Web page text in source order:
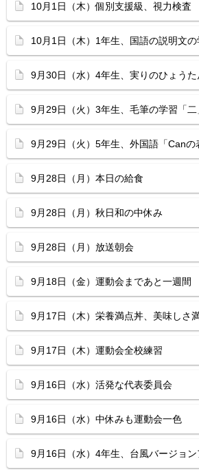
10月1日（木）個別支援級、視力検査
10月1日（木）1年生、国語の説明文の
9月30日（水）4年生、実りのひょうた
9月29日（火）3年生、毛筆の学習「二
9月29日（火）5年生、外国語「Canの
9月28日（月）本日の給食
9月28日（月）秋日和の中休み
9月28日（月）放送朝会
9月18日（金）運動会まであと一週間
9月17日（木）栄養満点丼、美味しさ
9月17日（木）運動会全校練習
9月16日（水）活発な代表委員会
9月16日（水）中休みも運動会一色
9月16日（水）4年生、台風バージョ